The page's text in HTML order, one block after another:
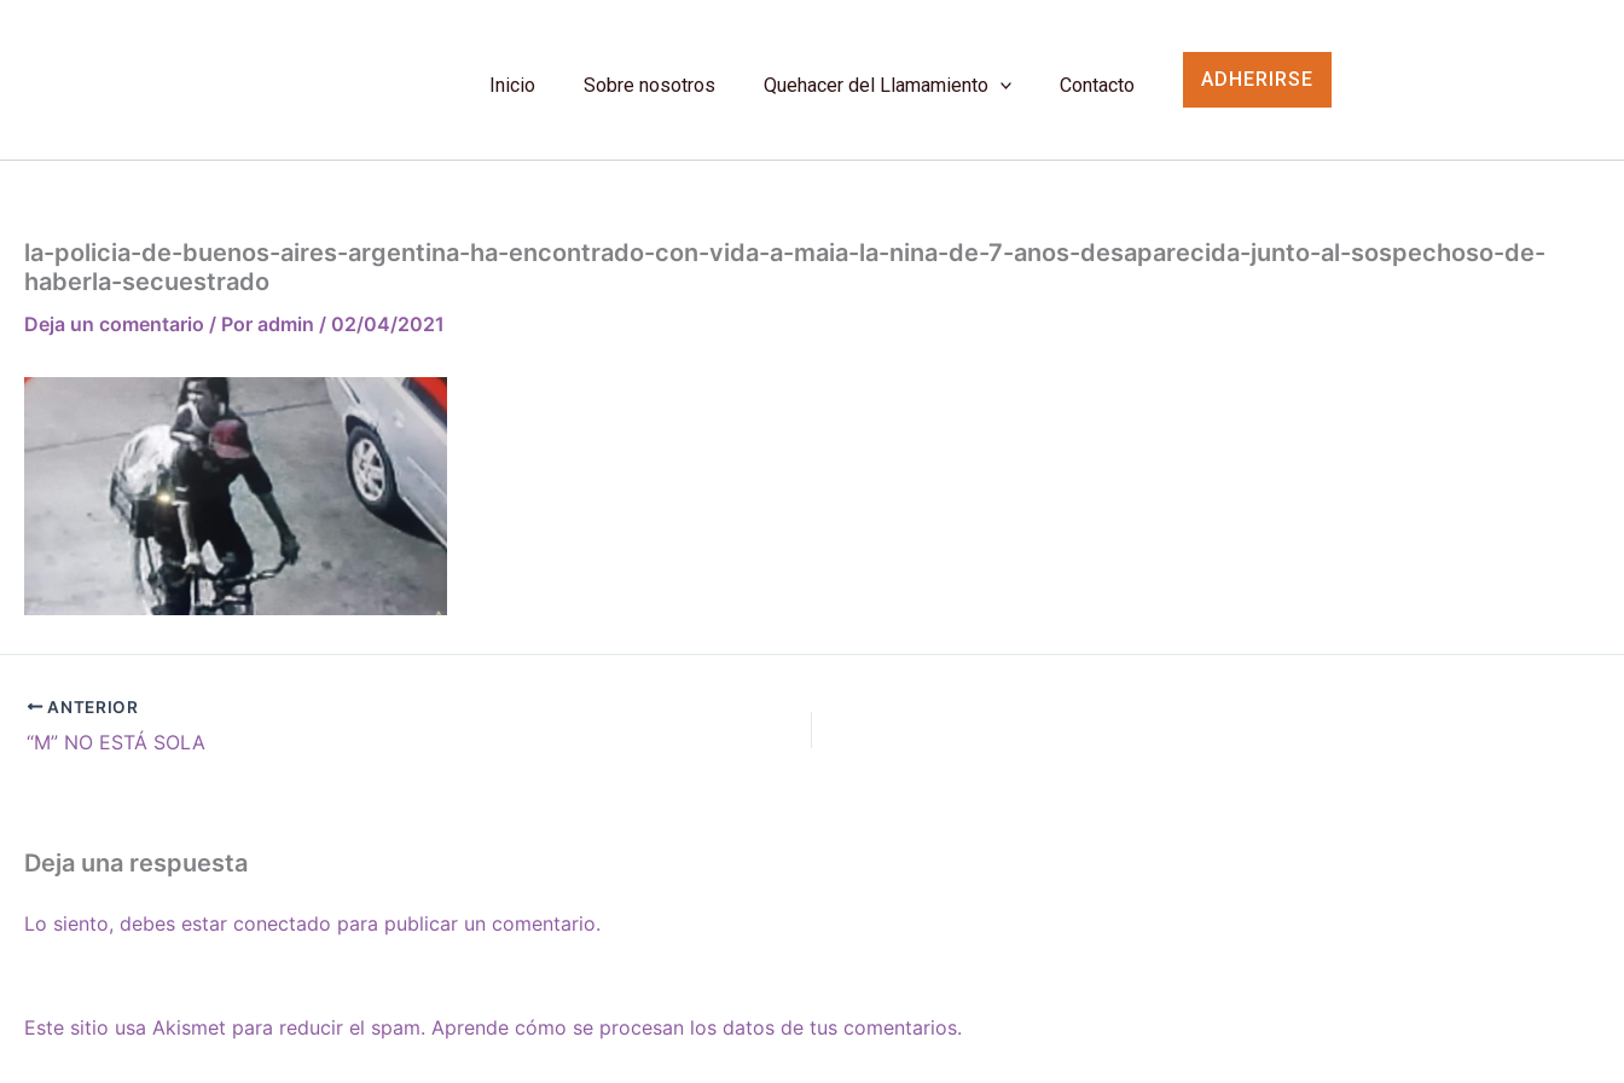
Inicio Sobre nosotros Quehacer del Llamamiento Contacto ADHERIRSE
la-policia-de-buenos-aires-argentina-ha-encontrado-con-vida-a-maia-la-nina-de-7-anos-desaparecida-junto-al-sospechoso-de-
haberla-secuestrado
Deja un comentario / Por admin / 02/04/2021
ANTERIOR
“M” NO ESTÁ SOLA
Deja una respuesta
Lo siento, debes estar conectado para publicar un comentario.
Este sitio usa Akismet para reducir el spam. Aprende cómo se procesan los datos de tus comentarios.